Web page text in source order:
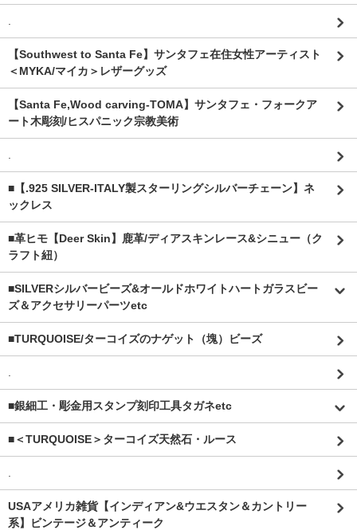
.
【Southwest to Santa Fe】サンタフェ在住女性アーティスト
＜MYKA/マイカ＞レザーグッズ
【Santa Fe,Wood carving-TOMA】サンタフェ・フォークア
ート木彫刻/ヒスパニック宗教美術
.
■【.925 SILVER-ITALY製スターリングシルバーチェーン】ネ
ックレス
■革ヒモ【Deer Skin】鹿革/ディアスキンレース&シニュー（ク
ラフト紐）
■SILVERシルバービーズ&オールドホワイトハートガラスビー
ズ＆アクセサリーパーツetc
■TURQUOISE/ターコイズのナゲット（塊）ビーズ
.
■銀細工・彫金用スタンプ刻印工具タガネetc
■＜TURQUOISE＞ターコイズ天然石・ルース
.
USAアメリカ雑貨【インディアン&ウエスタン＆カントリー
系】ビンテージ＆アンティーク